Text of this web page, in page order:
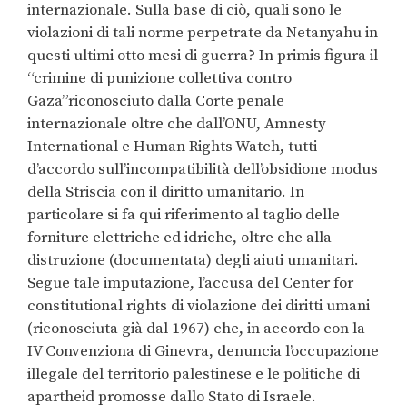
internazionale. Sulla base di ciò, quali sono le
violazioni di tali norme perpetrate da Netanyahu in
questi ultimi otto mesi di guerra? In primis figura il
“crimine di punizione collettiva contro
Gaza”riconosciuto dalla Corte penale
internazionale oltre che dall’ONU, Amnesty
International e Human Rights Watch, tutti
d’accordo sull’incompatibilità dell’obsidione modus
della Striscia con il diritto umanitario. In
particolare si fa qui riferimento al taglio delle
forniture elettriche ed idriche, oltre che alla
distruzione (documentata) degli aiuti umanitari.
Segue tale imputazione, l’accusa del Center for
constitutional rights di violazione dei diritti umani
(riconosciuta già dal 1967) che, in accordo con la
IV Convenziona di Ginevra, denuncia l’occupazione
illegale del territorio palestinese e le politiche di
apartheid promosse dallo Stato di Israele.